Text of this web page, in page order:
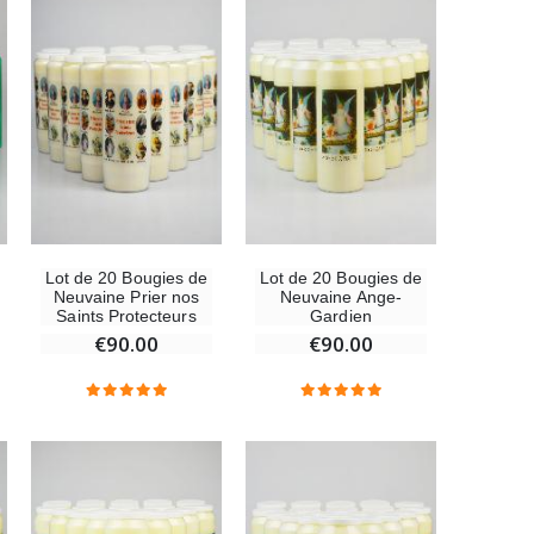
Lot de 20 Bougies de
Neuvaine Prier nos
Saints Protecteurs
€90.00
Lot de 20 Bougies de
Neuvaine Ange-
Gardien
€90.00
€2.50
€5.00
€23.00